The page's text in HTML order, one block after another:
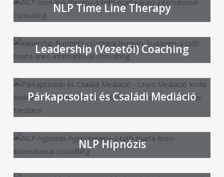
NLP Time Line Therapy
Leadership (Vezetői) Coaching
Párkapcsolati és Családi Mediáció
NLP Hipnózis